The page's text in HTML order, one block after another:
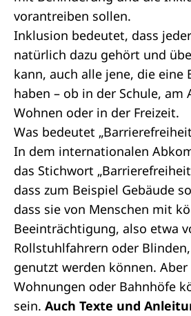
vorantreiben sollen.
Inklusion bedeutet, dass
natürlich dazu gehört und
kann, auch alle jene, die eine
haben – ob in der Schule, am
Wohnen oder in der Freizeit.
Was bedeutet
In dem internationalen
das Stichwort
dass zum Beispiel Gebäude
dass sie von Menschen mit
Beeinträchtigung, also etwa
Rollstuhlfahrern oder
genutzt werden können.
Wohnungen oder Bahnhöfe
sein. Auch Texte und